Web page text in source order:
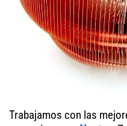
Trabajamos con las